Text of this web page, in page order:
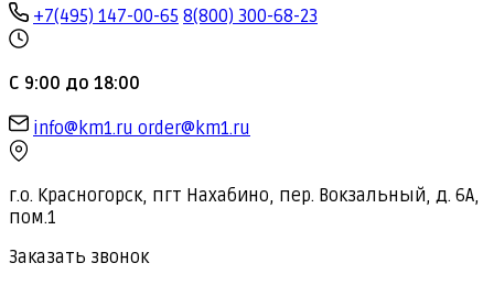
+7(495) 147-00-65 8(800) 300-68-23
С 9:00 до 18:00
info@km1.ru order@km1.ru
г.о. Красногорск, пгт Нахабино, пер. Вокзальный, д. 6А,
пом.1
Заказать звонок